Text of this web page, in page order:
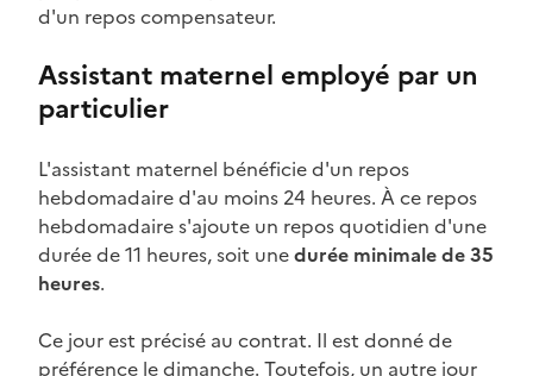
d'un repos compensateur.
Assistant maternel employé par un
particulier
L'assistant maternel bénéficie d'un repos
hebdomadaire d'au moins 24 heures. À ce repos
hebdomadaire s'ajoute un repos quotidien d'une
durée de 11 heures, soit unedurée minimale de35
heures.
Ce jour est précisé au contrat. Il est donné de
préférence le dimanche. Toutefois, un autre jour